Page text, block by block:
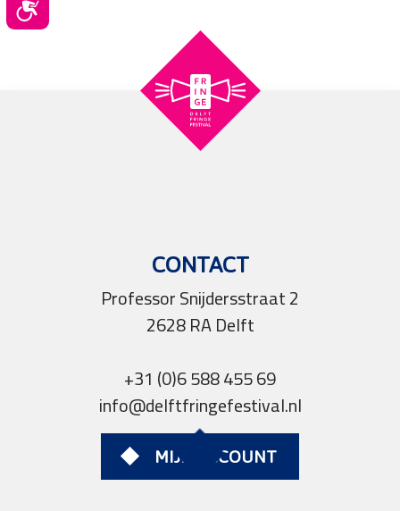
CONTACT
Professor Snijdersstraat 2
2628 RA Delft
+31 (0)6 588 455 69
info@delftfringefestival.nl
MIJN ACCOUNT